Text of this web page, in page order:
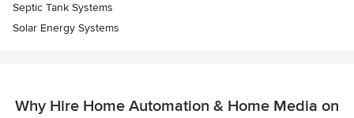
Septic Tank Systems
Solar Energy Systems
Why Hire Home Automation & Home Media on